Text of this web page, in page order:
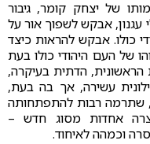
של יצחק קומר, גיבור
(1968) מאת ש"י עגנון, אבקש לשפוך אור על
כולו. אבקש להראות כיצד
של העם היהודי כולו בעת
הדתית בעיקרה,
עשירה, אך בה בעת,
שתרמה רבות להתפתחותה
אחדות מסוג חדש –
וכמהה לאיחוד.